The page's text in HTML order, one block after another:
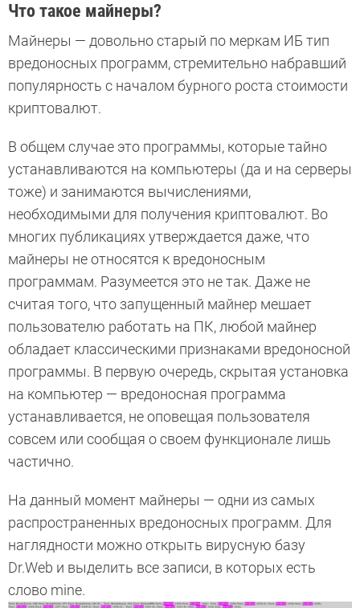
Что такое майнеры?
Майнеры — довольно старый по меркам ИБ тип
вредоносных программ, стремительно набравший
популярность с началом бурного роста стоимости
криптовалют.
В общем случае это программы, которые тайно
устанавливаются на компьютеры (да и на серверы
тоже) и занимаются вычислениями,
необходимыми для получения криптовалют. Во
многих публикациях утверждается даже, что
майнеры не относятся к вредоносным
программам. Разумеется это не так. Даже не
считая того, что запущенный майнер мешает
пользователю работать на ПК, любой майнер
обладает классическими признаками вредоносной
программы. В первую очередь, скрытая установка
на компьютер — вредоносная программа
устанавливается, не оповещая пользователя
совсем или сообщая о своем функционале лишь
частично.
На данный момент майнеры — одни из самых
распространенных вредоносных программ. Для
наглядности можно открыть вирусную базу
Dr.Web и выделить все записи, в которых есть
слово mine.